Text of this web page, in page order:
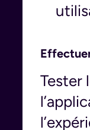
Tester